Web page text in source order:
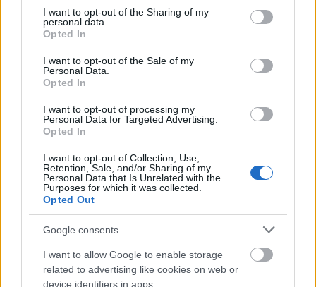
not limited to your visit or usage behaviour. You may click to
grant or deny consent to Google and its third-party tags to
use your data for below specified purposes in below Google
consent section.
I want to opt-out of the Sharing of my
personal data.
Opted In
I want to opt-out of the Sale of my
Personal Data.
Opted In
I want to opt-out of processing my
Personal Data for Targeted Advertising.
Opted In
I want to opt-out of Collection, Use,
Retention, Sale, and/or Sharing of my
Personal Data that Is Unrelated with the
Purposes for which it was collected.
Opted Out
Google consents
I want to allow Google to enable storage
related to advertising like cookies on web or
device identifiers in apps.
Sokaknak cseng ismerősen a cím: Lúdanyó meséi.
Azonban kevesen tudják pontosan, mely mesék is
tartoznak ide. Az eredeti
Perrault
nevű francia nemes gyűjtötte össze a
XVII. században. Olyan meséket köszönhetünk neki
többek között, mint aCsipkerózsika, vagy a
Hüvelyk
. Nem csoda, hogy ezek a csodálatos mesék,
kiegészülve egyéb híres francia történetekkel, mint
amilyen aSzépség és a Szörnyeteg
Csúnyácska
az egyik leghíresebb francia zeneszerzőt,
Maurice Raveltis megihlették. Először
kétkezes zongoradarabot, majd annak sikerén